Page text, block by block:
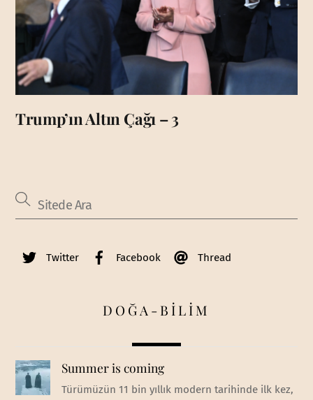
Trump’ın Altın Çağı – 3
Twitter Facebook Thread
DOĞA-BİLİM
Summer is coming
Türümüzün 11 bin yıllık modern tarihinde ilk kez,